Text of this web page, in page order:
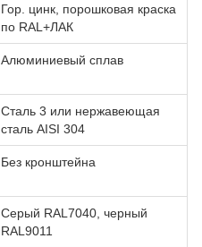
Гор. цинк, порошковая краска
по RAL+ЛАК
Алюминиевый сплав
Сталь 3 или нержавеющая
сталь AISI 304
Без кронштейна
Серый RAL7040, черный
RAL9011